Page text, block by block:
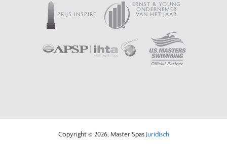
PRIJS INSPIRE
ERNST & YOUNG
ONDERNEMER
VAN HET JAAR
Copyright © 2026, Master Spas Juridisch